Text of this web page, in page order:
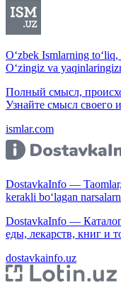
O‘zbek Ismlarning
O‘zingiz va
Полный смысл,
Узнайте смысл своего
ismlar.com
DostavkaInfo —
kerakli bo‘lagan
DostavkaInfo —
еды, лекарств, книг и
dostavkainfo.uz